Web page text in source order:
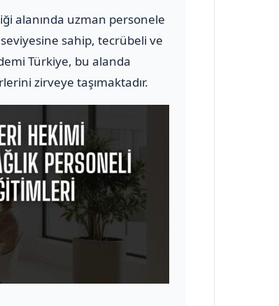
alanında uzman personele
sahip, tecrübeli ve
Türkiye, bu alanda
zirveye taşımaktadır.